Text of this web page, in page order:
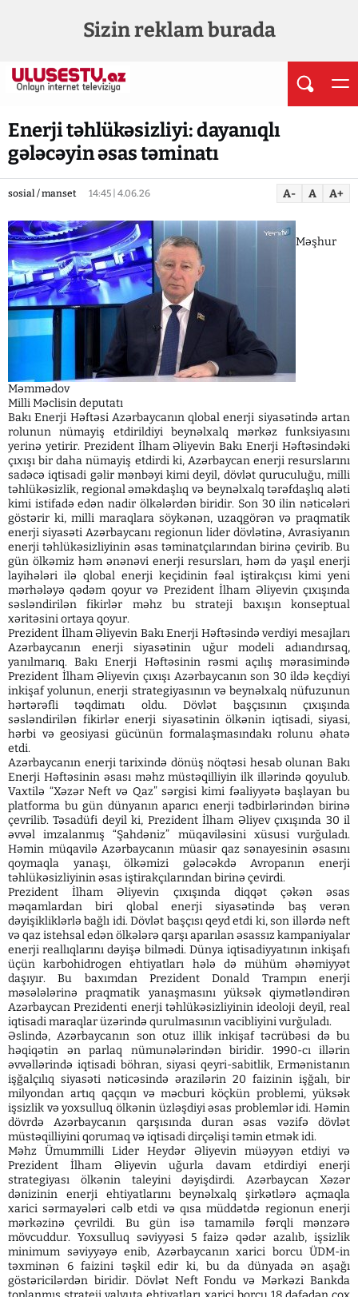
Sizin reklam burada
Enerji təhlükəsizliyi: dayanıqlı
gələcəyin əsas təminatı
sosial / manset 14:45 | 4.06.26 A- A A+
Məşhur
Məmmədov
Milli Məclisin deputatı
Bakı Enerji Həftəsi Azərbaycanın qlobal enerji siyasətində artan
rolunun nümayiş etdirildiyi beynəlxalq mərkəz funksiyasını
yerinə yetirir. Prezident İlham Əliyevin Bakı Enerji Həftəsindəki
çıxışı bir daha nümayiş etdirdi ki, Azərbaycan enerji resurslarını
sadəcə iqtisadi gəlir mənbəyi kimi deyil, dövlət quruculuğu, milli
təhlükəsizlik, regional əməkdaşlıq və beynəlxalq tərəfdaşlıq aləti
kimi istifadə edən nadir ölkələrdən biridir. Son 30 ilin nəticələri
göstərir ki, milli maraqlara söykənən, uzaqgörən və praqmatik
enerji siyasəti Azərbaycanı regionun lider dövlətinə, Avrasiyanın
enerji təhlükəsizliyinin əsas təminatçılarından birinə çevirib. Bu
gün ölkəmiz həm ənənəvi enerji resursları, həm də yaşıl enerji
layihələri ilə qlobal enerji keçidinin fəal iştirakçısı kimi yeni
mərhələyə qədəm qoyur və Prezident İlham Əliyevin çıxışında
səsləndirilən fikirlər məhz bu strateji baxışın konseptual
xəritəsini ortaya qoyur.
Prezident İlham Əliyevin Bakı Enerji Həftəsində verdiyi mesajları
Azərbaycanın enerji siyasətinin uğur modeli adıandırsaq,
yanılmarıq. Bakı Enerji Həftəsinin rəsmi açılış mərasimində
Prezident İlham Əliyevin çıxışı Azərbaycanın son 30 ildə keçdiyi
inkişaf yolunun, enerji strategiyasının və beynəlxalq nüfuzunun
hərtərəfli təqdimatı oldu. Dövlət başçısının çıxışında
səsləndirilən fikirlər enerji siyasətinin ölkənin iqtisadi, siyasi,
hərbi və geosiyasi gücünün formalaşmasındakı rolunu əhatə
etdi.
Azərbaycanın enerji tarixində dönüş nöqtəsi hesab olunan Bakı
Enerji Həftəsinin əsası məhz müstəqilliyin ilk illərində qoyulub.
Vaxtilə “Xəzər Neft və Qaz” sərgisi kimi fəaliyyətə başlayan bu
platforma bu gün dünyanın aparıcı enerji tədbirlərindən birinə
çevrilib. Təsadüfi deyil ki, Prezident İlham Əliyev çıxışında 30 il
əvvəl imzalanmış “Şahdəniz” müqaviləsini xüsusi vurğuladı.
Həmin müqavilə Azərbaycanın müasir qaz sənayesinin əsasını
qoymaqla yanaşı, ölkəmizi gələcəkdə Avropanın enerji
təhlükəsizliyinin əsas iştirakçılarından birinə çevirdi.
Prezident İlham Əliyevin çıxışında diqqət çəkən əsas
məqamlardan biri qlobal enerji siyasətində baş verən
dəyişikliklərlə bağlı idi. Dövlət başçısı qeyd etdi ki, son illərdə neft
və qaz istehsal edən ölkələrə qarşı aparılan əsassız kampaniyalar
enerji reallıqlarını dəyişə bilmədi. Dünya iqtisadiyyatının inkişafı
üçün karbohidrogen ehtiyatları hələ də mühüm əhəmiyyət
daşıyır. Bu baxımdan Prezident Donald Trampın enerji
məsələlərinə praqmatik yanaşmasını yüksək qiymətləndirən
Azərbaycan Prezidenti enerji təhlükəsizliyinin ideoloji deyil, real
iqtisadi maraqlar üzərində qurulmasının vacibliyini vurğuladı.
Əslində, Azərbaycanın son otuz illik inkişaf təcrübəsi də bu
həqiqətin ən parlaq nümunələrindən biridir. 1990-cı illərin
əvvəllərində iqtisadi böhran, siyasi qeyri-sabitlik, Ermənistanın
işğalçılıq siyasəti nəticəsində ərazilərin 20 faizinin işğalı, bir
milyondan artıq qaçqın və məcburi köçkün problemi, yüksək
işsizlik və yoxsulluq ölkənin üzləşdiyi əsas problemlər idi. Həmin
dövrdə Azərbaycanın qarşısında duran əsas vəzifə dövlət
müstəqilliyini qorumaq və iqtisadi dirçəlişi təmin etmək idi.
Məhz Ümummilli Lider Heydər Əliyevin müəyyən etdiyi və
Prezident İlham Əliyevin uğurla davam etdirdiyi enerji
strategiyası ölkənin taleyini dəyişdirdi. Azərbaycan Xəzər
dənizinin enerji ehtiyatlarını beynəlxalq şirkətlərə açmaqla
xarici sərmayələri cəlb etdi və qısa müddətdə regionun enerji
mərkəzinə çevrildi. Bu gün isə tamamilə fərqli mənzərə
mövcuddur. Yoxsulluq səviyyəsi 5 faizə qədər azalıb, işsizlik
minimum səviyyəyə enib, Azərbaycanın xarici borcu ÜDM-in
təxminən 6 faizini təşkil edir ki, bu da dünyada ən aşağı
göstəricilərdən biridir. Dövlət Neft Fondu və Mərkəzi Bankda